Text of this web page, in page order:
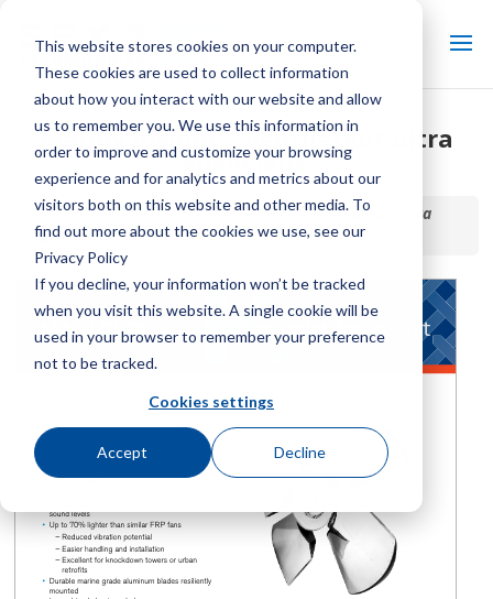
This website stores cookies on your computer.
These cookies are used to collect information
about how you interact with our website and allow
us to remember you. We use this information in
order to improve and customize your browsing
experience and for analytics and metrics about our
visitors both on this website and other media. To
find out more about the cookies we use, see our
Privacy Policy
If you decline, your information won’t be tracked
when you visit this website. A single cookie will be
used in your browser to remember your preference
not to be tracked.
Cookies settings
Accept Decline
Marley Insight – Ventilateur ultra
silencieux
Accueil / Bibliothèque /Marley Insight – Ventilateur ultra
silencieux